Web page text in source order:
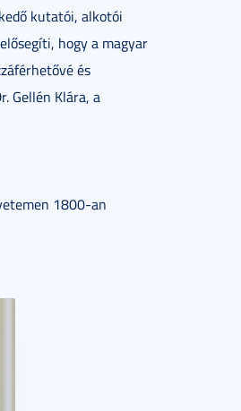
kutatói, alkotói
hogy a magyar
és
Gellén Klára, a
1800-an